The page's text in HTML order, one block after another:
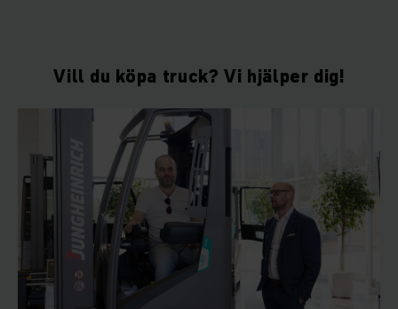
Vill du köpa truck? Vi hjälper dig!